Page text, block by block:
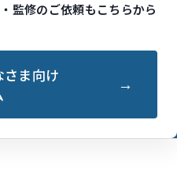
監修のご依頼もこちらから
ま向け